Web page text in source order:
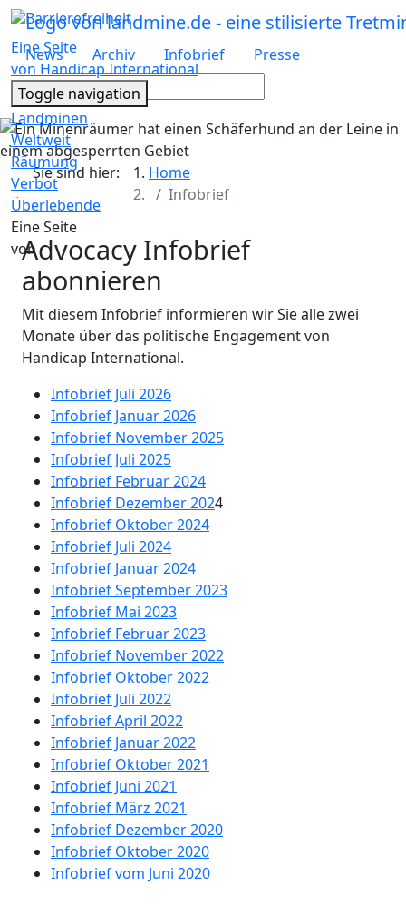
Barrierefreiheit
News
Archiv Infobrief
Presse
Suche
Eine Seite
von Handicap International
Toggle navigation
Landminen
Weltweit
Räumung
Verbot
Überlebende
Eine Seite
von
Sie sind hier:
Home
Infobrief
Advocacy Infobrief
abonnieren
Mit diesem Infobrief informieren wir Sie alle zwei
Monate über das politische Engagement von
Handicap International.
Infobrief Juli 2026
Infobrief Januar 2026
Infobrief November 2025
Infobrief Juli 2025
Infobrief Februar 2024
Infobrief Dezember 2024
Infobrief Oktober 2024
Infobrief Juli 2024
Infobrief Januar 2024
Infobrief September 2023
Infobrief Mai 2023
Infobrief Februar 2023
Infobrief November 2022
Infobrief Oktober 2022
Infobrief Juli 2022
Infobrief April 2022
Infobrief Januar 2022
Infobrief Oktober 2021
Infobrief Juni 2021
Infobrief März 2021
Infobrief Dezember 2020
Infobrief Oktober 2020
Infobrief vom Juni 2020